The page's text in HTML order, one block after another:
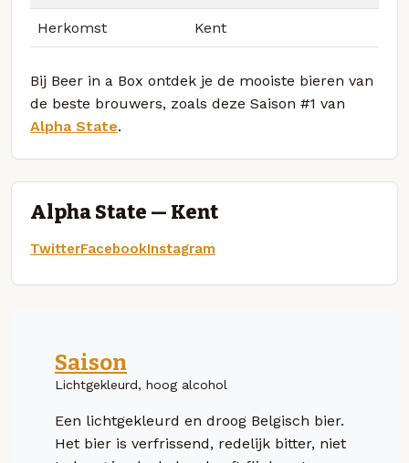
Herkomst Kent
Bij Beer in a Box ontdek je de mooiste bieren van
de beste brouwers, zoals deze Saison #1 van
Alpha State.
Alpha State — Kent
TwitterFacebookInstagram
Saison
Lichtgekleurd, hoog alcohol
Een lichtgekleurd en droog Belgisch bier.
Het bier is verfrissend, redelijk bitter, niet